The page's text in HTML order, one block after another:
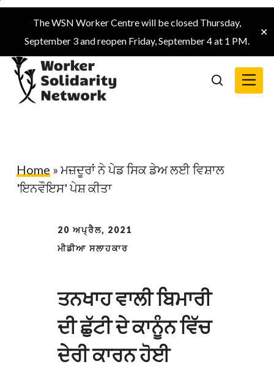
Skip
main
content
The WSN Worker Centre will be closed Thursday,
September 3 and reopen Friday, September 4 at 1 PM.
✕
search
Menu
Home »ਮਜ਼ਦੂਰਾਂ ਨੇ ਪੇਡ ਸਿਕ ਡੇਅ ਲਈ ਵਿਸ਼ਾਲ
'ਇਨਵੌਇਸ' ਪੇਸ਼ ਕੀਤਾ
20 ਅਪ੍ਰੈਲ, 2021
ਮੀਡੀਆ ਸਲਾਹਕਾਰ
ਤਨਖਾਹ ਵਾਲੀ ਬਿਮਾਰੀ
ਦੀ ਛੁੱਟੀ ਦੇ ਕਾਨੂੰਨ ਵਿੱਚ
ਦੇਰੀ ਕਾਰਨ ਹੋਈ